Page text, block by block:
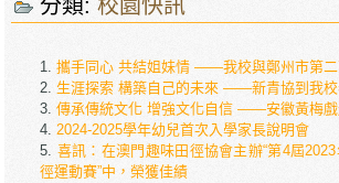
分類:校園快訊
攜手同心 共結姐妹情 ——我校與鄭州市第
生涯探索 構築自己的未來 ——新青協到我
傳承傳統文化 增強文化自信 ——安徽黃梅戲
2024-2025學年幼兒首次入學家長說明會
喜訊：在澳門趣味田徑協會主辦“第4屆
徑運動賽”中，榮獲佳績